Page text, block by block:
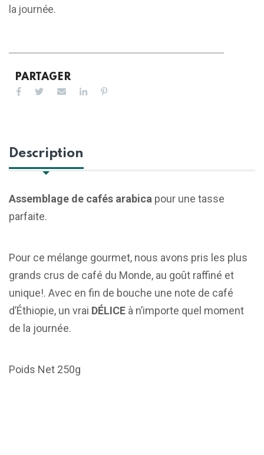
la journée.
PARTAGER
Description
Assemblage de cafés arabica pour une tasse
parfaite.
Pour ce mélange gourmet, nous avons pris les plus
grands crus de café du Monde, au goût raffiné et
unique!. Avec en fin de bouche une note de café
d’Éthiopie, un vrai DÉLICE à n’importe quel moment
de la journée.
Poids Net 250g